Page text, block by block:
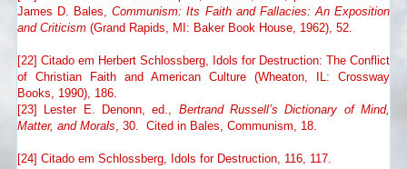
James D. Bales,Communism: Its Faith and Fallacies: An Exposition
and Criticism (Grand Rapids, MI: Baker Book House, 1962), 52.
[22] Citado em Herbert Schlossberg, Idols for Destruction: The Conflict
of Christian Faith and American Culture (Wheaton, IL: Crossway
Books, 1990), 186.
[23] Lester E. Denonn, ed., Bertrand Russell’s Dictionary of Mind,
Matter, and Morals , 30. Cited in Bales, Communism, 18.
[24] Citado em Schlossberg, Idols for Destruction, 116, 117.